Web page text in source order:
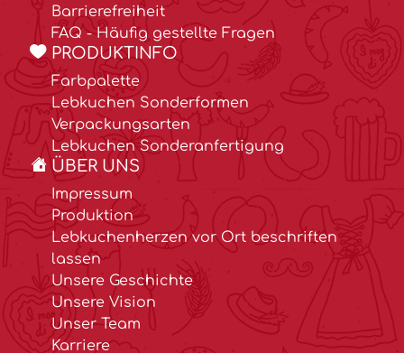
Barrierefreiheit
FAQ - Häufig gestellte Fragen
PRODUKTINFO
Farbpalette
Lebkuchen Sonderformen
Verpackungsarten
Lebkuchen Sonderanfertigung
ÜBER UNS
Impressum
Produktion
Lebkuchenherzen vor Ort beschriften
lassen
Unsere Geschichte
Unsere Vision
Unser Team
Karriere